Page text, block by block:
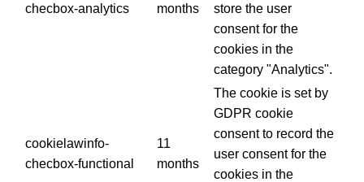
checbox-analytics
months
store the user
consent for the
cookies in the
category "Analytics".
cookielawinfo-
checbox-functional
11
months
The cookie is set by
GDPR cookie
consent to record the
user consent for the
cookies in the